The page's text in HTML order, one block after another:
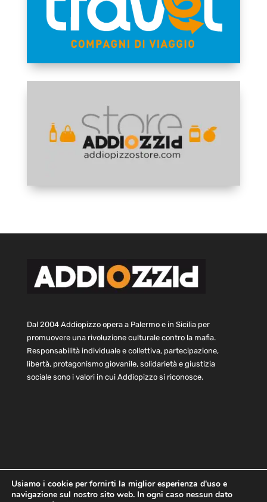
Dal 2004 Addiopizzo opera a Palermo e in Sicilia per
promuovere una rivoluzione culturale contro la mafia.
Responsabilità individuale e collettiva, partecipazione,
libertà, protagonismo giovanile, solidarietà e giustizia
sociale sono i valori in cui Addiopizzo si riconosce.
Home Statuto e bilancio Contatti
Usiamo i cookie per fornirti la miglior esperienza d'uso e
navigazione sul nostro sito web. In ogni caso nessun dato